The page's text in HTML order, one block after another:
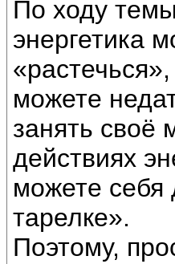
По ходу
энергетика
можете
занять своё
действиях
можете себя
тарелке».
Поэтому,